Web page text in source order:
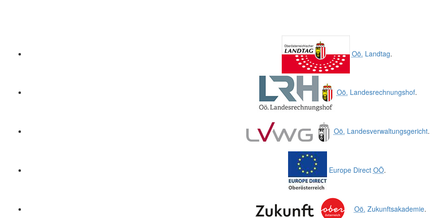
Oö. Landtag.
Oö. Landesrechnungshof.
Oö. Landesverwaltungsgericht.
Europe Direct OÖ.
Oö. Zukunftsakademie.